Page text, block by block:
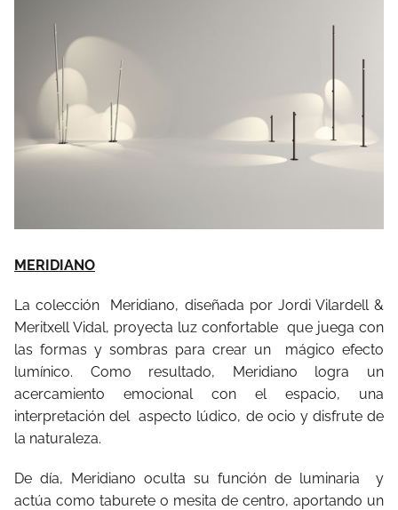
MERIDIANO
La colección
Meridiano, diseñada por Jordi Vilardell &
Meritxell Vidal, proyecta luz confortable que juega con
las formas y sombras para crear un
mágico efecto
lumínico. Como resultado, Meridiano logra un
acercamiento emocional con el espacio, una
interpretación del aspecto lúdico, de ocio y disfrute de
la naturaleza.
De día, Meridiano oculta su función de luminaria
y
actúa como taburete o mesita de centro, aportando un